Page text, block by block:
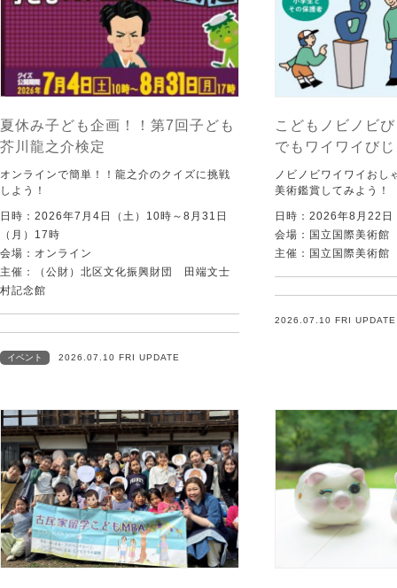
夏休み子ども企画！！第7回子ども
芥川龍之介検定
オンラインで簡単！！龍之介のクイズに挑戦
しよう！
日時：2026年7月4日（土）10時～8月31日
（月）17時
会場：オンライン
主催：（公財）北区文化振興財団 田端文士
村記念館
イベント 2026.07.10 FRI UPDATE
こどもノビノビ
でもワイワイび
ノビノビワイワイおし
美術鑑賞してみよう！
日時：2026年8月22日
会場：国立国際美術
主催：国立国際美術館
2026.07.10 FRI UPDATE